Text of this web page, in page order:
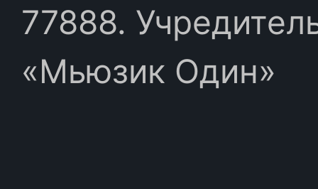
77888.
«Мьюзик Один»